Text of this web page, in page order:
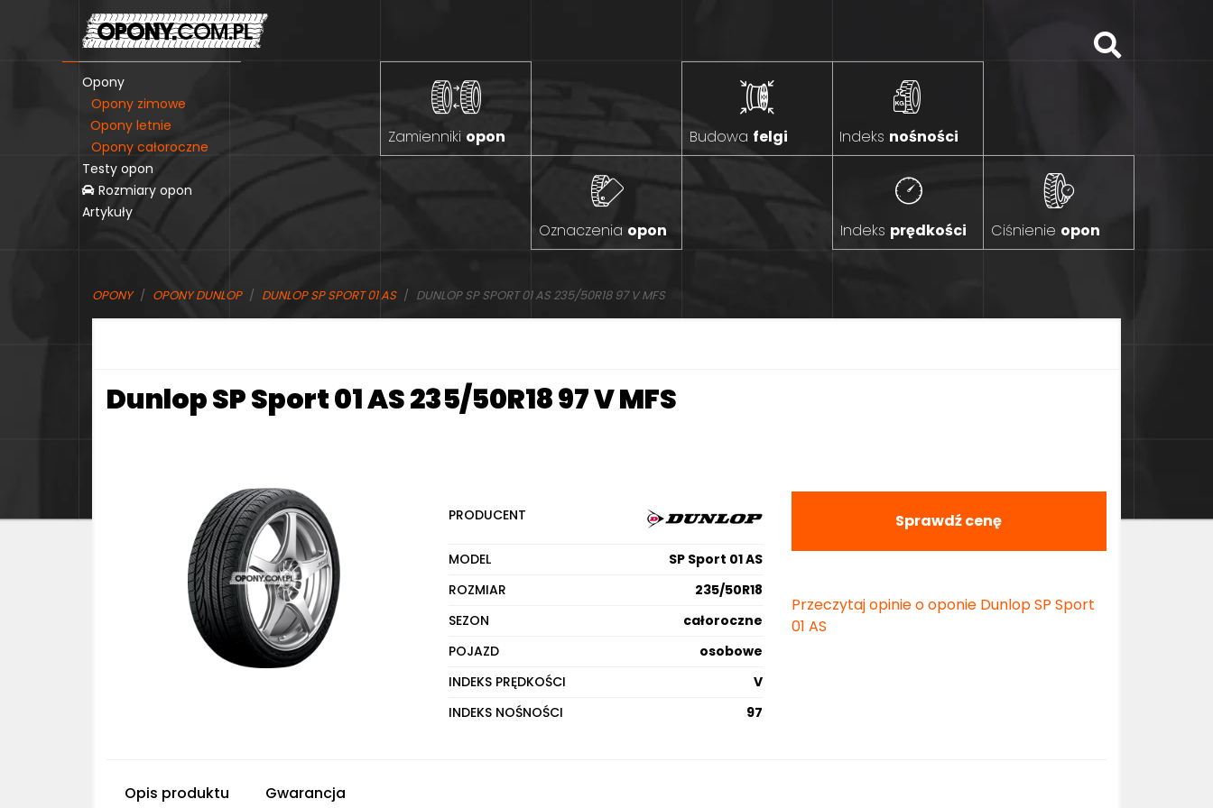
Opony
Opony zimowe
Opony letnie
Opony całoroczne
Testy opon
Rozmiary opon
Artykuły
Zamienniki opon Budowa felgi Indeks nośności
Indeks prędkości Ciśnienie opon
Oznaczenia opon
OPONY OPONY DUNLOP DUNLOP SP SPORT 01 AS DUNLOP SP SPORT 01 AS 235/50R18 97 V MFS
Dunlop SP Sport 01 AS 235/50R18 97 V MFS
PRODUCENT
MODEL
SP Sport 01 AS
ROZMIAR
235/50R18
SEZON
całoroczne
POJAZD
osobowe
INDEKS PRĘDKOŚCI
V
INDEKS NOŚNOŚCI
97
Sprawdź cenę
Przeczytaj opinie o oponie Dunlop SP Sport
01 AS
Opis produktu Gwarancja